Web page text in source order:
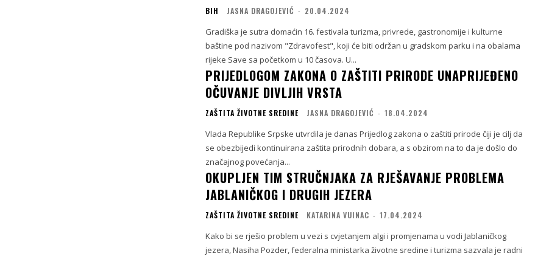
BIH JASNA DRAGOJEVIĆ - 20.04.2024
Gradiška je sutra domaćin 16. festivala turizma, privrede, gastronomije i kulturne
baštine pod nazivom "Zdravofest", koji će biti održan u gradskom parku i na obalama
rijeke Save sa početkom u 10 časova. U...
PRIJEDLOGOM ZAKONA O ZAŠTITI PRIRODE UNAPRIJEĐENO
OČUVANJE DIVLJIH VRSTA
ZAŠTITA ŽIVOTNE SREDINE JASNA DRAGOJEVIĆ - 18.04.2024
Vlada Republike Srpske utvrdila je danas Prijedlog zakona o zaštiti prirode čiji je cilj da
se obezbijedi kontinuirana zaštita prirodnih dobara, a s obzirom na to da je došlo do
značajnog povećanja...
OKUPLJEN TIM STRUČNJAKA ZA RJEŠAVANJE PROBLEMA
JABLANIČKOG I DRUGIH JEZERA
ZAŠTITA ŽIVOTNE SREDINE KATARINA VUINAC - 17.04.2024
Kako bi se rješio problem u vezi s cvjetanjem algi i promjenama u vodi Jablaničkog
jezera, Nasiha Pozder, federalna ministarka životne sredine i turizma sazvala je radni